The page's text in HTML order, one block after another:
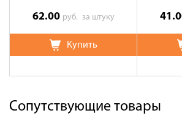
62.00 руб. за штуку
Купить
Сопутствующие товары